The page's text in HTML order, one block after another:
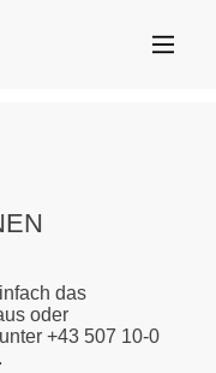
das
oder
+43 507 10-0